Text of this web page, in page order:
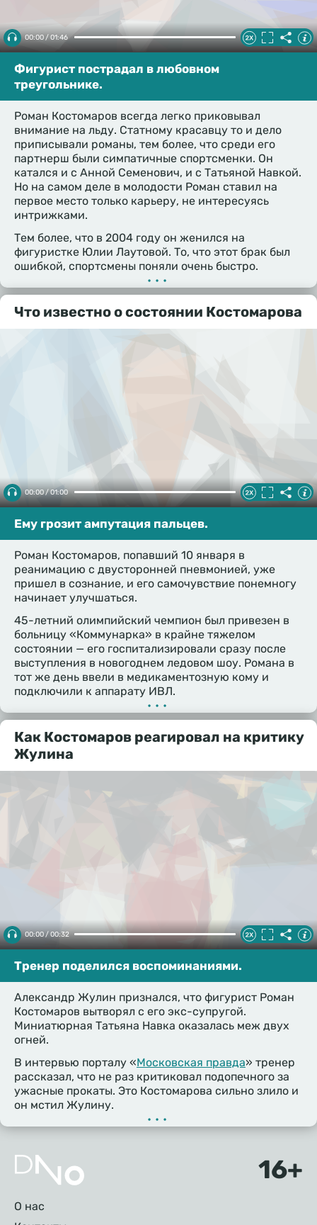
00:00 / 01:46
Фигурист пострадал в любовном
треугольнике.
Роман Костомаров всегда легко приковывал
внимание на льду. Статному красавцу то и дело
приписывали романы, тем более, что среди его
партнерш были симпатичные спортсменки. Он
катался и с Анной Семенович, и с Татьяной Навкой.
Но на самом деле в молодости Роман ставил на
первое место только карьеру, не интересуясь
интрижками.
Тем более, что в 2004 году он женился на
фигуристке Юлии Лаутовой. То, что этот брак был
ошибкой, спортсмены поняли очень быстро.
•••
Что известно о состоянии Костомарова
00:00 / 01:00
Ему грозит ампутация пальцев.
Роман Костомаров, попавший 10 января в
реанимацию с двусторонней пневмонией, уже
пришел в сознание, и его самочувствие понемногу
начинает улучшаться.
45-летний олимпийский чемпион был привезен в
больницу «Коммунарка» в крайне тяжелом
состоянии — его госпитализировали сразу после
выступления в новогоднем ледовом шоу. Романа в
тот же день ввели в медикаментозную кому и
подключили к аппарату ИВЛ.
•••
Как Костомаров реагировал на критику
Жулина
00:00 / 00:32
Тренер поделился воспоминаниями.
Александр Жулин признался, что фигурист Роман
Костомаров вытворял с его экс-супругой.
Миниатюрная Татьяна Навка оказалась меж двух
огней.
В интервью порталу «Московская правда» тренер
рассказал, что не раз критиковал подопечного за
ужасные прокаты. Это Костомарова сильно злило и
он мстил Жулину.
•••
Подвал
О нас